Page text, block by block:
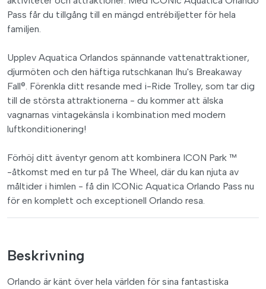
Pass får du tillgång till en mängd entrébiljetter för hela
familjen.
Upplev Aquatica Orlandos spännande vattenattraktioner,
djurmöten och den häftiga rutschkanan Ihu's Breakaway
Fall®. Förenkla ditt resande med i-Ride Trolley, som tar dig
till de största attraktionerna - du kommer att älska
vagnarnas vintagekänsla i kombination med modern
luftkonditionering!
Förhöj ditt äventyr genom att kombinera ICON Park ™
-åtkomst med en tur på The Wheel, där du kan njuta av
måltider i himlen - få din ICONic Aquatica Orlando Pass nu
för en komplett och exceptionell Orlando resa.
Beskrivning
Orlando är känt över hela världen för sina fantastiska